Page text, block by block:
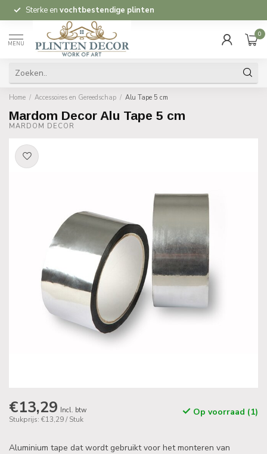
Sterke en vochtbestendige plinten
MENU
0
Home / Accessoires en Gereedschap / Alu Tape 5 cm
Mardom Decor Alu Tape 5 cm
MARDOM DECOR
€13,29 Incl. btw
Stukprijs: €13,29 / Stuk
Op voorraad (1)
Aluminium tape dat wordt gebruikt voor het monteren van